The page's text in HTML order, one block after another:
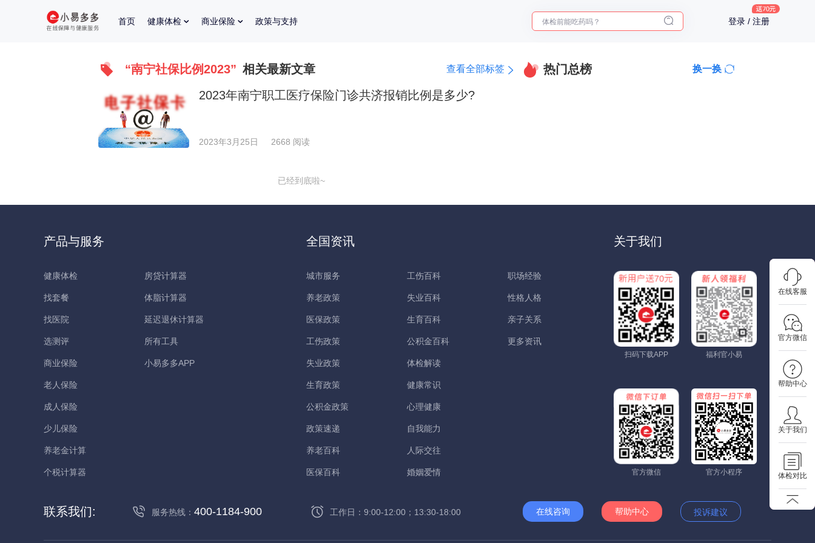
首页 健康体检 商业保险 政策与支持 体检前能吃药吗？
2025年了，给父母预约体检
登录 / 注册
在线客服
官方微信
帮助中心
关于我们
体检对比
“南宁社保比例2023” 相关最新文章 查看全部标签
2023年南宁职工医疗保险门诊共济报销比例是多少?
2023年3月25日 2668 阅读
已经到底啦~
热门总榜 换一换
产品与服务
健康体检
找套餐
找医院
选测评
商业保险
老人保险
成人保险
少儿保险
养老金计算
个税计算器
房贷计算器
体脂计算器
延迟退休计算器
所有工具
小易多多APP
全国资讯
城市服务
养老政策
医保政策
工伤政策
失业政策
生育政策
公积金政策
政策速递
养老百科
医保百科
工伤百科
失业百科
生育百科
公积金百科
体检解读
健康常识
心理健康
自我能力
人际交往
婚姻爱情
职场经验
性格人格
亲子关系
更多资讯
关于我们
扫码下载APP 福利官小易
官方微信 官方小程序
联系我们: 服务热线： 400-1184-900 工作日：9:00-12:00；13:30-18:00 在线咨询 帮助中心 投诉建议